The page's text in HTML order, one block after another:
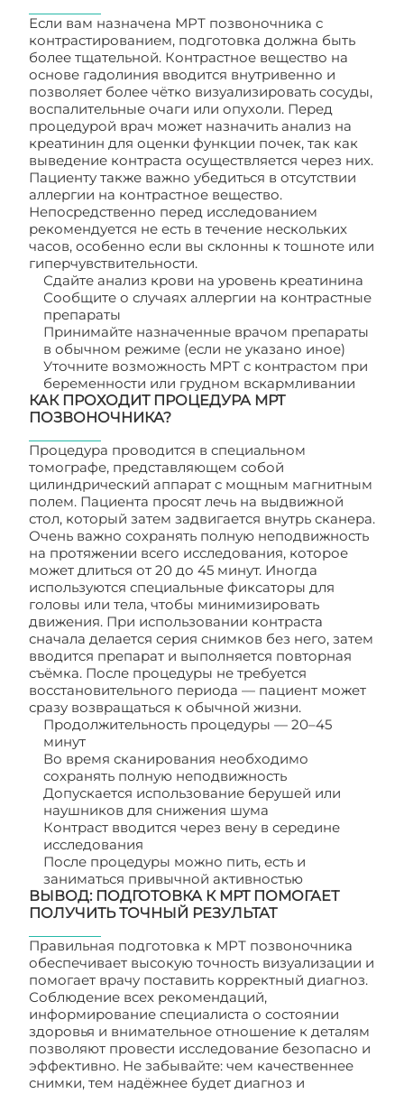
Если вам назначена МРТ позвоночника с
контрастированием, подготовка должна быть
более тщательной. Контрастное вещество на
основе гадолиния вводится внутривенно и
позволяет более чётко визуализировать сосуды,
воспалительные очаги или опухоли. Перед
процедурой врач может назначить анализ на
креатинин для оценки функции почек, так как
выведение контраста осуществляется через них.
Пациенту также важно убедиться в отсутствии
аллергии на контрастное вещество.
Непосредственно перед исследованием
рекомендуется не есть в течение нескольких
часов, особенно если вы склонны к тошноте или
гиперчувствительности.
Сдайте анализ крови на уровень креатинина
Сообщите о случаях аллергии на контрастные
препараты
Принимайте назначенные врачом препараты
в обычном режиме (если не указано иное)
Уточните возможность МРТ с контрастом при
беременности или грудном вскармливании
КАК ПРОХОДИТ ПРОЦЕДУРА МРТ
ПОЗВОНОЧНИКА?
Процедура проводится в специальном
томографе, представляющем собой
цилиндрический аппарат с мощным магнитным
полем. Пациента просят лечь на выдвижной
стол, который затем задвигается внутрь сканера.
Очень важно сохранять полную неподвижность
на протяжении всего исследования, которое
может длиться от 20 до 45 минут. Иногда
используются специальные фиксаторы для
головы или тела, чтобы минимизировать
движения. При использовании контраста
сначала делается серия снимков без него, затем
вводится препарат и выполняется повторная
съёмка. После процедуры не требуется
восстановительного периода — пациент может
сразу возвращаться к обычной жизни.
Продолжительность процедуры — 20–45
минут
Во время сканирования необходимо
сохранять полную неподвижность
Допускается использование берушей или
наушников для снижения шума
Контраст вводится через вену в середине
исследования
После процедуры можно пить, есть и
заниматься привычной активностью
ВЫВОД: ПОДГОТОВКА К МРТ ПОМОГАЕТ
ПОЛУЧИТЬ ТОЧНЫЙ РЕЗУЛЬТАТ
Правильная подготовка к МРТ позвоночника
обеспечивает высокую точность визуализации и
помогает врачу поставить корректный диагноз.
Соблюдение всех рекомендаций,
информирование специалиста о состоянии
здоровья и внимательное отношение к деталям
позволяют провести исследование безопасно и
эффективно. Не забывайте: чем качественнее
снимки, тем надёжнее будет диагноз и